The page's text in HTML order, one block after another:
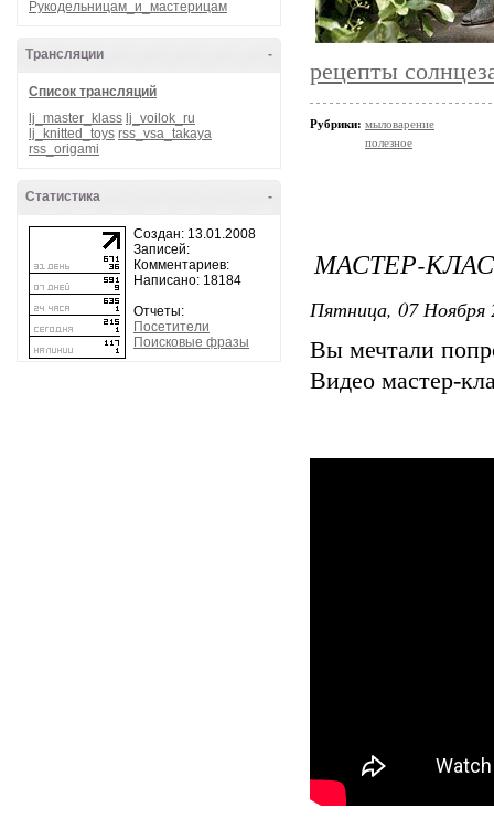
Рукодельницам_и_мастерицам
-
Трансляции
Список трансляций
lj_master_klass lj_voilok_ru
lj_knitted_toys rss_vsa_takaya
rss_origami
-
Статистика
Создан: 13.01.2008
Записей:
Комментариев:
Написано: 18184
Отчеты:
Посетители
Поисковые фразы
рецепты
Рубрики: мыловарение
полезное
МАСТЕР-
Пятница, 07 Ноября
Вы мечтали
Видео мастер-